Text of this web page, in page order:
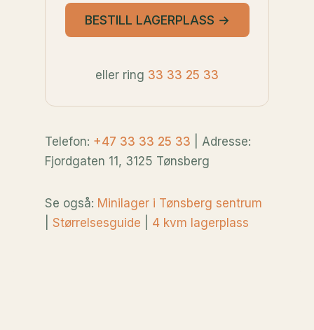
BESTILL LAGERPLASS →
eller ring 33 33 25 33
Telefon: +47 33 33 25 33 | Adresse:
Fjordgaten 11, 3125 Tønsberg
Se også: Minilager i Tønsberg sentrum
Størrelsesguide 4 kvm lagerplass